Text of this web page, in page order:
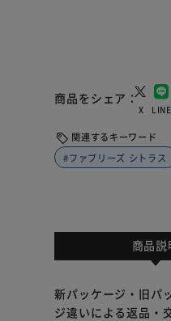
商品をシェア
X LINE
関連するキーワード
#ファブリーズ シトラス
商品説
新パッケージ・旧パ
ジ違いによる返品・